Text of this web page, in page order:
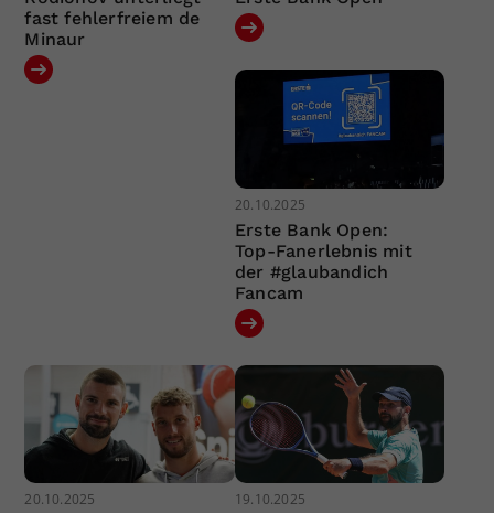
fast fehlerfreiem de
Minaur
20.10.2025
Erste Bank Open:
Top-Fanerlebnis mit
der #glaubandich
Fancam
20.10.2025 19.10.2025